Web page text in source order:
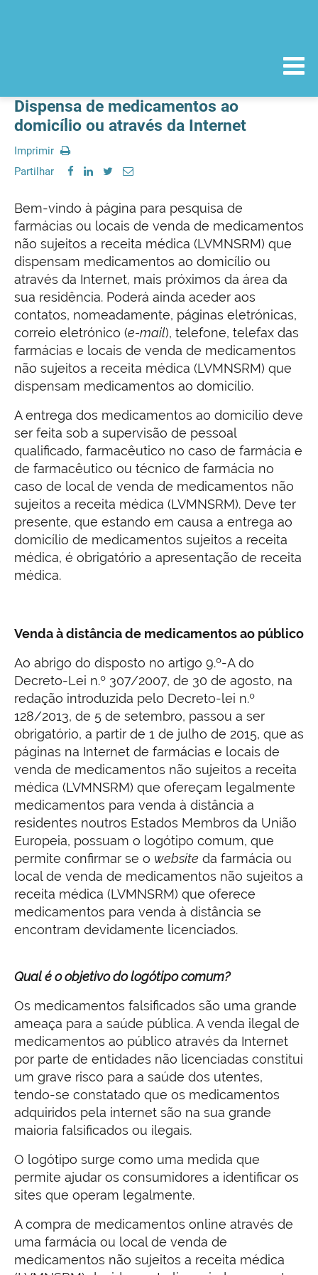
Dispensa de medicamentos ao
domicílio ou através da Internet
Imprimir
Partilhar
Bem-vindo à página para pesquisa de
farmácias ou locais de venda de medicamentos
não sujeitos a receita médica (LVMNSRM) que
dispensam medicamentos ao domicílio ou
através da Internet, mais próximos da área da
sua residência. Poderá ainda aceder aos
contatos, nomeadamente, páginas eletrónicas,
correio eletrónico (e-mail), telefone, telefax das
farmácias e locais de venda de medicamentos
não sujeitos a receita médica (LVMNSRM) que
dispensam medicamentos ao domicílio.
A entrega dos medicamentos ao domicílio deve
ser feita sob a supervisão de pessoal
qualificado, farmacêutico no caso de farmácia e
de farmacêutico ou técnico de farmácia no
caso de local de venda de medicamentos não
sujeitos a receita médica (LVMNSRM). Deve ter
presente, que estando em causa a entrega ao
domicílio de medicamentos sujeitos a receita
médica, é obrigatório a apresentação de receita
médica.
Venda à distância de medicamentos ao público
Ao abrigo do disposto no artigo 9.º-A do
Decreto-Lei n.º 307/2007, de 30 de agosto, na
redação introduzida pelo Decreto-lei n.º
128/2013, de 5 de setembro, passou a ser
obrigatório, a partir de 1 de julho de 2015, que as
páginas na Internet de farmácias e locais de
venda de medicamentos não sujeitos a receita
médica (LVMNSRM) que ofereçam legalmente
medicamentos para venda à distância a
residentes noutros Estados Membros da União
Europeia, possuam o logótipo comum, que
permite confirmar se o website da farmácia ou
local de venda de medicamentos não sujeitos a
receita médica (LVMNSRM) que oferece
medicamentos para venda à distância se
encontram devidamente licenciados.
Qual é o objetivo do logótipo comum?
Os medicamentos falsificados são uma grande
ameaça para a saúde pública. A venda ilegal de
medicamentos ao público através da Internet
por parte de entidades não licenciadas constitui
um grave risco para a saúde dos utentes,
tendo-se constatado que os medicamentos
adquiridos pela internet são na sua grande
maioria falsificados ou ilegais.
O logótipo surge como uma medida que
permite ajudar os consumidores a identificar os
sites que operam legalmente.
A compra de medicamentos online através de
uma farmácia ou local de venda de
medicamentos não sujeitos a receita médica